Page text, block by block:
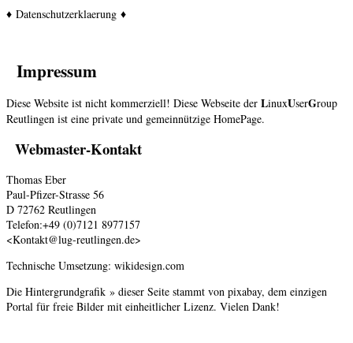
♦ Datenschutzerklaerung ♦
Impressum
Diese Website ist nicht kommerziell! Diese Webseite der LinuxUserGroup
Reutlingen ist eine private und gemeinnützige HomePage.
Webmaster-Kontakt
Thomas Eber
Paul-Pfizer-Strasse 56
D 72762 Reutlingen
Telefon:+49 (0)7121 8977157
<Kontakt@lug-reutlingen.de>
Technische Umsetzung: wikidesign.com
Die Hintergrundgrafik » dieser Seite stammt von pixabay, dem einzigen
Portal für freie Bilder mit einheitlicher Lizenz. Vielen Dank!